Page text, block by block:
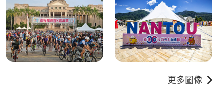
更多圖像